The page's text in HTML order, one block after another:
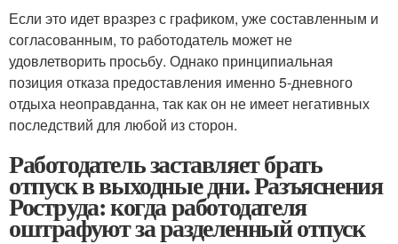
Если это идет вразрез с графиком, уже составленным и
согласованным, то работодатель может не
удовлетворить просьбу. Однако принципиальная
позиция отказа предоставления именно 5-дневного
отдыха неоправданна, так как он не имеет негативных
последствий для любой из сторон.
Работодатель заставляет брать
отпуск в выходные дни. Разъяснения
Роструда: когда работодателя
оштрафуют за разделенный отпуск